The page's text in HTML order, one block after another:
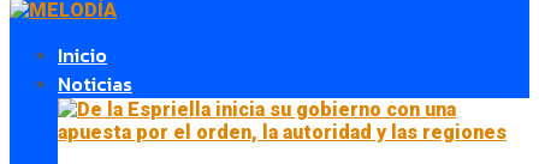
Inicio
Noticias